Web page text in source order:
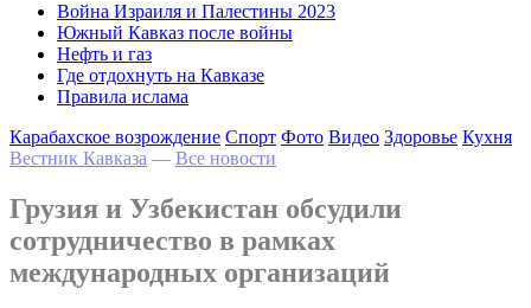
Война Израиля и Палестины 2023
Южный Кавказ после войны
Нефть и газ
Где отдохнуть на Кавказе
Правила ислама
Карабахское возрождение Спорт Фото Видео Здоровье Кухня
Вестник Кавказа — Все новости
Грузия и Узбекистан обсудили
сотрудничество в рамках
международных организаций